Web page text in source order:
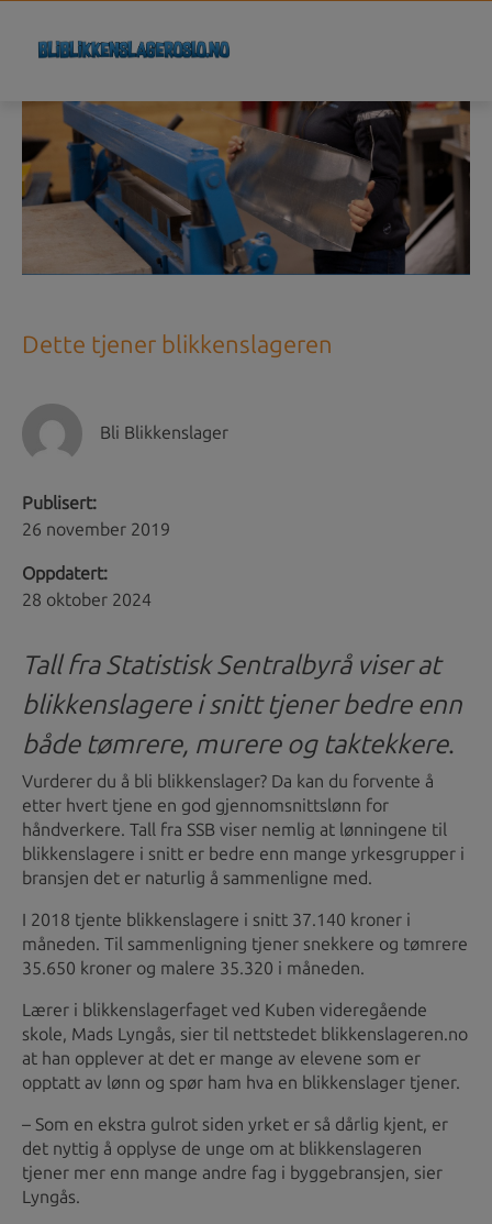
Dette tjener blikkenslageren
Bli Blikkenslager
Publisert:
26 november 2019
Oppdatert:
28 oktober 2024
Tall fra Statistisk Sentralbyrå viser at
blikkenslagere i snitt tjener bedre enn
både tømrere, murere og taktekkere.
Vurderer du å bli blikkenslager? Da kan du forvente å
etter hvert tjene en god gjennomsnittslønn for
håndverkere. Tall fra SSB viser nemlig at lønningene til
blikkenslagere i snitt er bedre enn mange yrkesgrupper i
bransjen det er naturlig å sammenligne med.
I 2018 tjente blikkenslagere i snitt 37.140 kroner i
måneden. Til sammenligning tjener snekkere og tømrere
35.650 kroner og malere 35.320 i måneden.
Lærer i blikkenslagerfaget ved Kuben videregående
skole, Mads Lyngås, sier til nettstedet blikkenslageren.no
at han opplever at det er mange av elevene som er
opptatt av lønn og spør ham hva en blikkenslager tjener.
– Som en ekstra gulrot siden yrket er så dårlig kjent, er
det nyttig å opplyse de unge om at blikkenslageren
tjener mer enn mange andre fag i byggebransjen, sier
Lyngås.